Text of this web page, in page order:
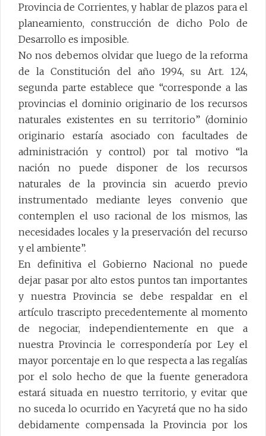
Provincia de Corrientes, y hablar de plazos para el
planeamiento, construcción de dicho Polo de
Desarrollo es imposible.
No nos debemos olvidar que luego de la reforma
de la Constitución del año 1994, su Art. 124,
segunda parte establece que “corresponde a las
provincias el dominio originario de los recursos
naturales existentes en su territorio” (dominio
originario estaría asociado con facultades de
administración y control) por tal motivo “la
nación no puede disponer de los recursos
naturales de la provincia sin acuerdo previo
instrumentado mediante leyes convenio que
contemplen el uso racional de los mismos, las
necesidades locales y la preservación del recurso
y el ambiente”.
En definitiva el Gobierno Nacional no puede
dejar pasar por alto estos puntos tan importantes
y nuestra Provincia se debe respaldar en el
artículo trascripto precedentemente al momento
de negociar, independientemente en que a
nuestra Provincia le correspondería por Ley el
mayor porcentaje en lo que respecta a las regalías
por el solo hecho de que la fuente generadora
estará situada en nuestro territorio, y evitar que
no suceda lo ocurrido en Yacyretá que no ha sido
debidamente compensada la Provincia por los